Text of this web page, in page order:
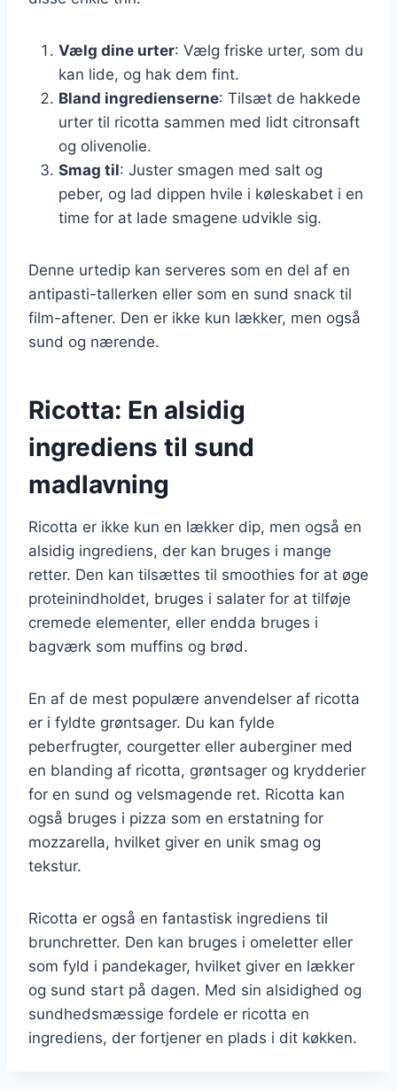
Vælg dine urter: Vælg friske urter, som du
kan lide, og hak dem fint.
Bland ingredienserne: Tilsæt de hakkede
urter til ricotta sammen med lidt citronsaft
og olivenolie.
Smag til: Juster smagen med salt og
peber, og lad dippen hvile i køleskabet i en
time for at lade smagene udvikle sig.
Denne urtedip kan serveres som en del af en
antipasti-tallerken eller som en sund snack til
film-aftener. Den er ikke kun lækker, men også
sund og nærende.
Ricotta: En alsidig
ingrediens til sund
madlavning
Ricotta er ikke kun en lækker dip, men også en
alsidig ingrediens, der kan bruges i mange
retter. Den kan tilsættes til smoothies for at øge
proteinindholdet, bruges i salater for at tilføje
cremede elementer, eller endda bruges i
bagværk som muffins og brød.
En af de mest populære anvendelser af ricotta
er i fyldte grøntsager. Du kan fylde
peberfrugter, courgetter eller auberginer med
en blanding af ricotta, grøntsager og krydderier
for en sund og velsmagende ret. Ricotta kan
også bruges i pizza som en erstatning for
mozzarella, hvilket giver en unik smag og
tekstur.
Ricotta er også en fantastisk ingrediens til
brunchretter. Den kan bruges i omeletter eller
som fyld i pandekager, hvilket giver en lækker
og sund start på dagen. Med sin alsidighed og
sundhedsmæssige fordele er ricotta en
ingrediens, der fortjener en plads i dit køkken.